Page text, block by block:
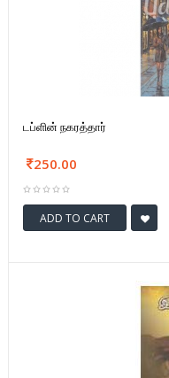
டப்ளின் நகரத்தார்
250.00
ADD TO CART